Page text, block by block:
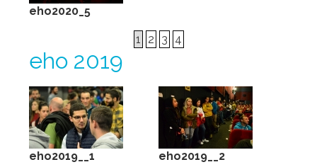
eho2020_5
1 2 3 4
eho 2019
eho2019__1 eho2019__2